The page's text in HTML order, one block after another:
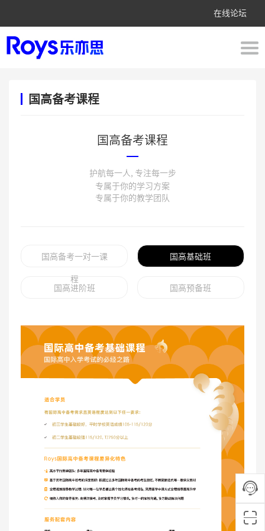
在线论坛
国高备考课程
国高备考课程
护航每一人, 专注每一步
专属于你的学习方案
专属于你的教学团队
国高备考一对一课
程
国高基础班
国高进阶班 国高预备班